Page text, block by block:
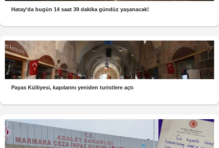
Hatay’da bugün 14 saat 39 dakika gündüz yaşanacak!
Payas Külliyesi, kapılarını yeniden turistlere açtı